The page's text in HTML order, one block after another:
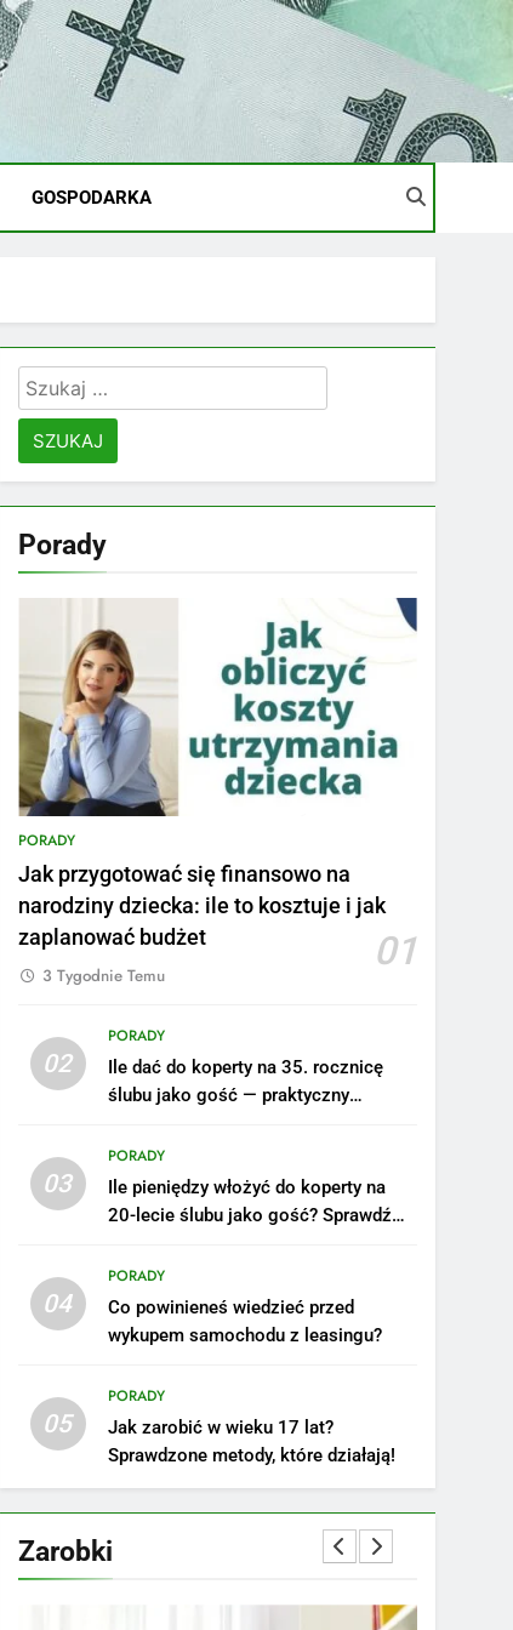
GOSPODARKA
Szukaj:
Porady
PORADY
Jak przygotować się finansowo na
narodziny dziecka: ile to kosztuje i jak
zaplanować budżet
01
3 Tygodnie Temu
02
PORADY
Ile dać do koperty na 35. rocznicę
ślubu jako gość — praktyczny
03
PORADY
Ile pieniędzy włożyć do koperty na
20-lecie ślubu jako gość? Sprawdź
04
PORADY
Co powinieneś wiedzieć przed
wykupem samochodu z leasingu?
05
PORADY
Jak zarobić w wieku 17 lat?
Sprawdzone metody, które działają!
Zarobki
na tym stanowisku
ZAROBKI
szkole: pomysły i